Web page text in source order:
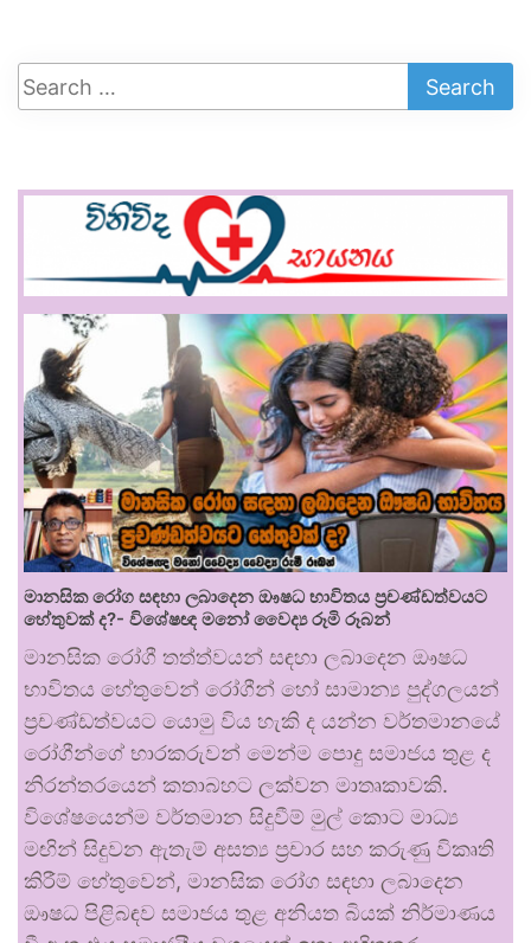
මානසික රෝග සඳහා ලබාදෙන ඖෂධ භාවිතය ප්‍රචණ්ඩත්වයට
හේතුවක් ද?- විශේෂඥ මනෝ වෛද්‍ය රූමි රූබන්
මානසික රෝගී තත්ත්වයන් සඳහා ලබාදෙන ඖෂධ
භාවිතය හේතුවෙන් රෝගීන් හෝ සාමාන්‍ය පුද්ගලයන්
ප්‍රචණ්ඩත්වයට යොමු විය හැකි ද යන්න වර්තමානයේ
රෝගීන්ගේ භාරකරුවන් මෙන්ම පොදු සමාජය තුළ ද
නිරන්තරයෙන් කතාබහට ලක්වන මාතෘකාවකි.
විශේෂයෙන්ම වර්තමාන සිදුවීම් මුල් කොට මාධ්‍ය
මඟින් සිදුවන ඇතැම් අසත්‍ය ප්‍රචාර සහ කරුණු විකෘති
කිරීම් හේතුවෙන්, මානසික රෝග සඳහා ලබාදෙන
ඖෂධ පිළිබඳව සමාජය තුළ අනියත බියක් නිර්මාණය